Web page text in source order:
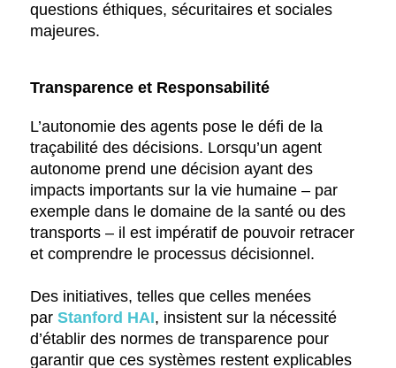
questions éthiques, sécuritaires et sociales
majeures.
Transparence et Responsabilité
L’autonomie des agents pose le défi de la
traçabilité des décisions. Lorsqu’un agent
autonome prend une décision ayant des
impacts importants sur la vie humaine – par
exemple dans le domaine de la santé ou des
transports – il est impératif de pouvoir retracer
et comprendre le processus décisionnel.
Des initiatives, telles que celles menées
par Stanford HAI, insistent sur la nécessité
d’établir des normes de transparence pour
garantir que ces systèmes restent explicables